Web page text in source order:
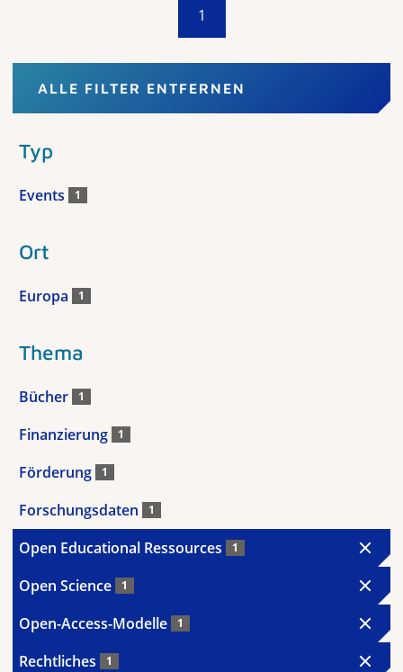
1
ALLE FILTER ENTFERNEN
Typ
Events 1
Ort
Europa 1
Thema
Bücher 1
Finanzierung 1
Förderung 1
Forschungsdaten 1
Open Educational Ressources 1
Open Science 1
Open-Access-Modelle 1
Rechtliches 1